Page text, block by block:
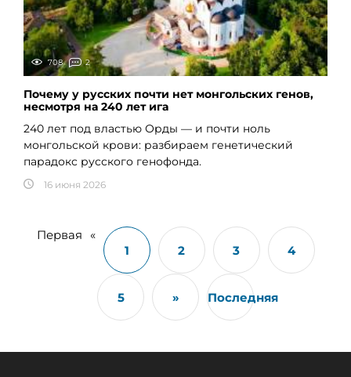
708 2
Почему у русских почти нет монгольских генов,
несмотря на 240 лет ига
240 лет под властью Орды — и почти ноль
монгольской крови: разбираем генетический
парадокс русского генофонда.
16 июня 2026
Первая
«
1
2 3 4
5 » Последняя